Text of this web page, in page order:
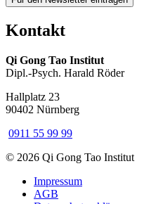
Kontakt
Qi Gong Tao Institut
Dipl.-Psych. Harald Röder
Hallplatz 23
90402 Nürnberg
0911 55 99 99
© 2026 Qi Gong Tao Institut
Impressum
AGB